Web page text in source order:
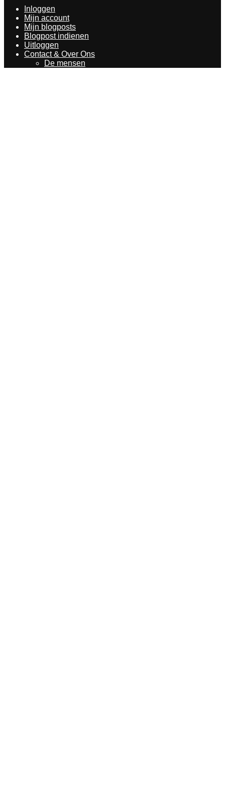
Inloggen
Mijn account
Mijn blogposts
Blogpost indienen
Uitloggen
Contact & Over Ons
De mensen